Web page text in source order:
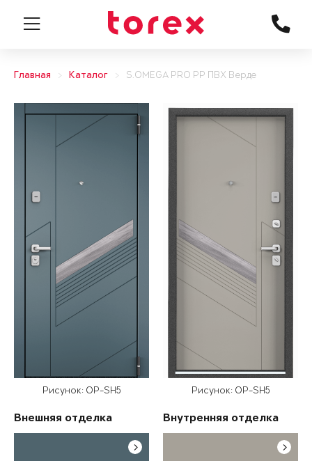
Главная Каталог S.OMEGA PRO PP ПВХ Верде
Рисунок: OP-SH5
Внешняя отделка
Рисунок: OP-SH5
Внутренняя отделка